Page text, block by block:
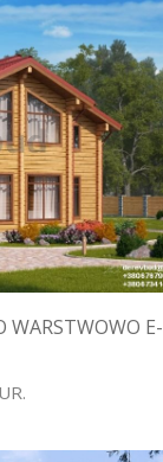
WARSTWOWO E-